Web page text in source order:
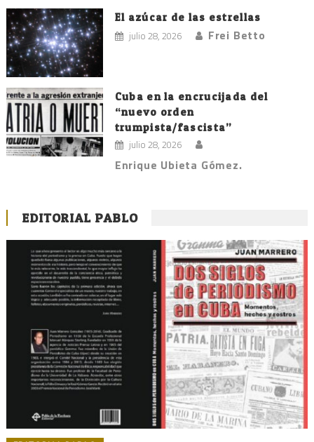
El azúcar de las estrellas
julio 28, 2026 Frei Betto
Cuba en la encrucijada del
“nuevo orden
trumpista/fascista”
julio 28, 2026
Enrique Ubieta Gómez.
EDITORIAL PABLO